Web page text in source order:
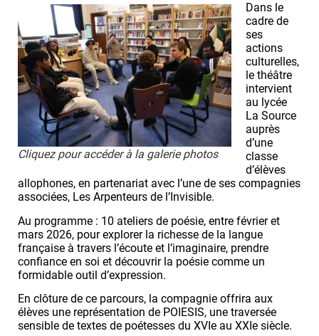
Cliquez pour accéder à la galerie photos
Dans le
cadre de
ses
actions
culturelles,
le théâtre
intervient
au lycée
La Source
auprès
d’une
classe
d’élèves
allophones, en partenariat avec l’une de ses compagnies
associées, Les Arpenteurs de l’Invisible.
Au programme : 10 ateliers de poésie, entre février et
mars 2026, pour explorer la richesse de la langue
française à travers l’écoute et l’imaginaire, prendre
confiance en soi et découvrir la poésie comme un
formidable outil d’expression.
En clôture de ce parcours, la compagnie offrira aux
élèves une représentation de POIESIS, une traversée
sensible de textes de poétesses du XVIe au XXIe siècle.